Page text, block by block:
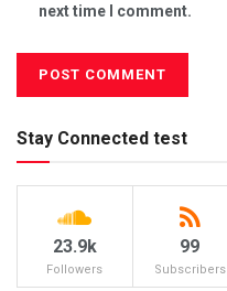
next time I comment.
Stay Connected test
23.9k
Followers
99
Subscribers